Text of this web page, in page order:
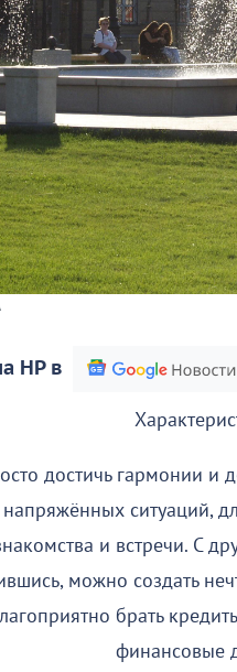
НР в
достичь гармонии и
ситуаций,
и встречи. С
можно создать
брать
финансовые